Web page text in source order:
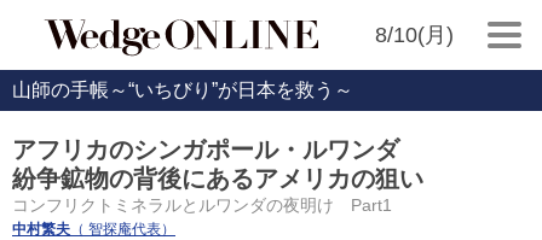
8/10(月)
山師の手帳～“いちびり”が日本を救う～
アフリカのシンガポール・ルワンダ
紛争鉱物の背後にあるアメリカの狙い
コンフリクトミネラルとルワンダの夜明け Part1
中村繁夫 （ 智探庵代表）